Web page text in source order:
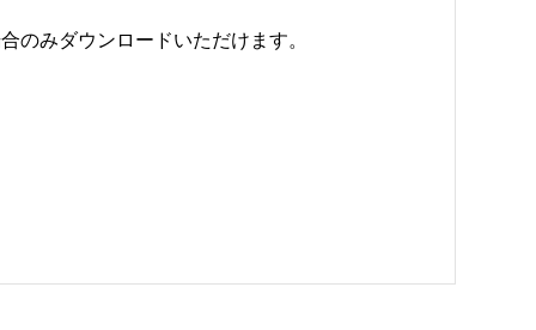
のみダウンロードいただけます。